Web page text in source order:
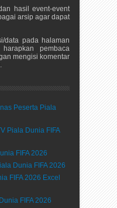
hasil event-event
arsip agar dapat
data pada halaman
pembaca
mengisi komentar
Peserta Piala
Piala Dunia FIFA
FIFA 2026
Dunia FIFA 2026
FIFA 2026 Excel
FIFA 2026